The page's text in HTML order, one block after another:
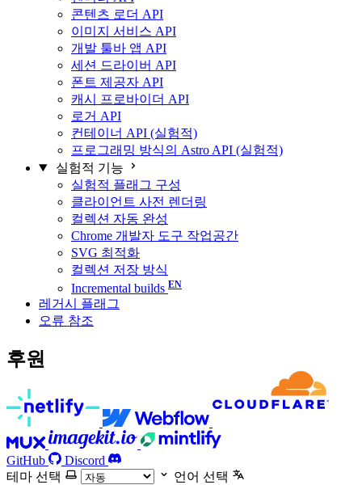
콘텐츠 로더 API
이미지 서비스 API
개발 툴바 앱 API
세션 드라이버 API
폰트 제공자 API
캐시 프로바이더 API
로거 API
컨테이너 API (실험적)
프로그래밍 방식의 Astro API (실험적)
실험적 기능
실험적 플래그 구성
클라이언트 사전 렌더링
컬렉션 자동 완성
Chrome 개발자 도구 작업공간
SVG 최적화
컬렉션 저장 방식
Incremental builds
레거시 플래그
오류 참조
후원
GitHub
Discord
테마 선택
언어 선택